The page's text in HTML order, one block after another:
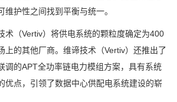
护性之间找到平衡与统一。
术（Vertiv）将供电系统的颗粒度确定为400
上的其他厂商。维谛技术（Vertiv）还推出了
调的APT全功率链电力模组方案，具有系统
优点，引领了数据中心供配电系统建设的崭